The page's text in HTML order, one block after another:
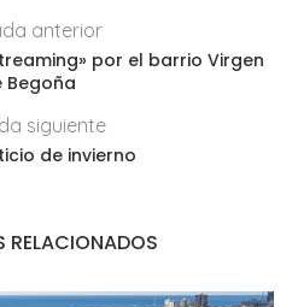
anterior
por el barrio Virgen
Begoña
siguiente
de invierno
RELACIONADOS